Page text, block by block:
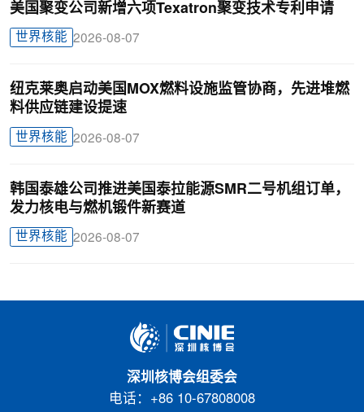
美国聚变公司新增六项Texatron聚变技术专利申请
世界核能 2026-08-07
纽克莱奥启动美国MOX燃料设施监管协商，先进堆燃
料供应链建设提速
世界核能 2026-08-07
韩国泰雄公司推进美国泰拉能源SMR二号机组订单，
发力核电与燃机锻件新赛道
世界核能 2026-08-07
深圳核博会组委会
电话：+86 10-67808008